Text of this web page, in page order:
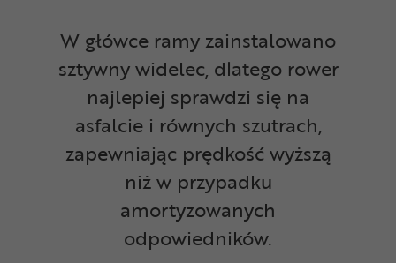
W główce ramy zainstalowano
sztywny widelec, dlatego rower
najlepiej sprawdzi się na
asfalcie i równych szutrach,
zapewniając prędkość wyższą
niż w przypadku
amortyzowanych
odpowiedników.